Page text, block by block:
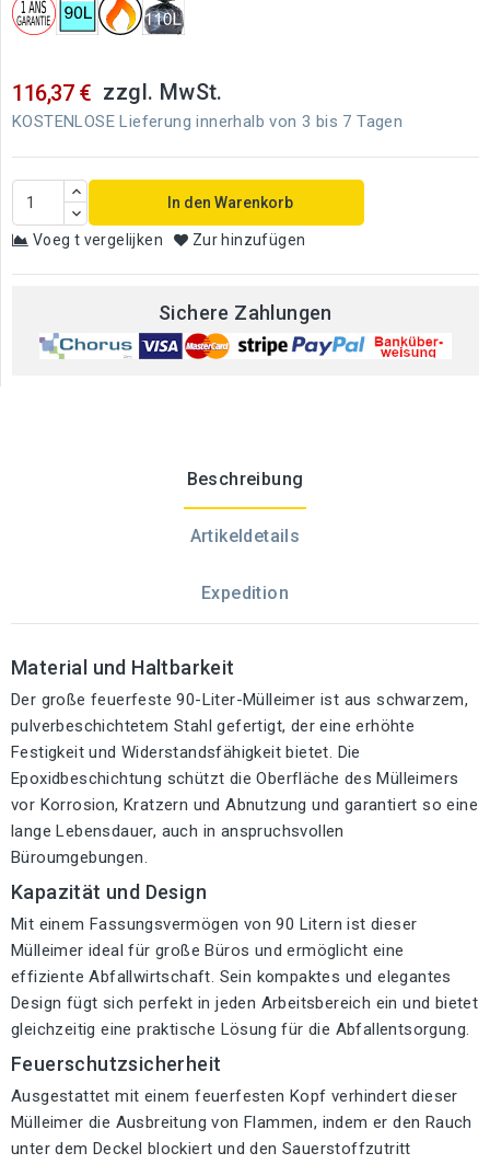
116,37 € zzgl. MwSt.
KOSTENLOSE Lieferung innerhalb von 3 bis 7 Tagen
In den Warenkorb
Voeg t vergelijken Zur hinzufügen
Sichere Zahlungen
Beschreibung
Artikeldetails
Expedition
Material und Haltbarkeit
Der große feuerfeste 90-Liter-Mülleimer ist aus schwarzem,
pulverbeschichtetem Stahl gefertigt, der eine erhöhte
Festigkeit und Widerstandsfähigkeit bietet. Die
Epoxidbeschichtung schützt die Oberfläche des Mülleimers
vor Korrosion, Kratzern und Abnutzung und garantiert so eine
lange Lebensdauer, auch in anspruchsvollen
Büroumgebungen.
Kapazität und Design
Mit einem Fassungsvermögen von 90 Litern ist dieser
Mülleimer ideal für große Büros und ermöglicht eine
effiziente Abfallwirtschaft. Sein kompaktes und elegantes
Design fügt sich perfekt in jeden Arbeitsbereich ein und bietet
gleichzeitig eine praktische Lösung für die Abfallentsorgung.
Feuerschutzsicherheit
Ausgestattet mit einem feuerfesten Kopf verhindert dieser
Mülleimer die Ausbreitung von Flammen, indem er den Rauch
unter dem Deckel blockiert und den Sauerstoffzutritt